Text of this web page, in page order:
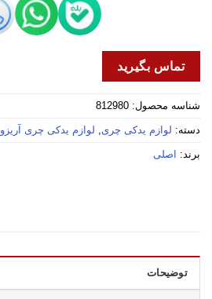
تماس بگیرید
شناسه محصول: 812980
دسته: لوازم یدکی چری, لوازم یدکی چری آریزو 5
برند: اصلی
توضیحات